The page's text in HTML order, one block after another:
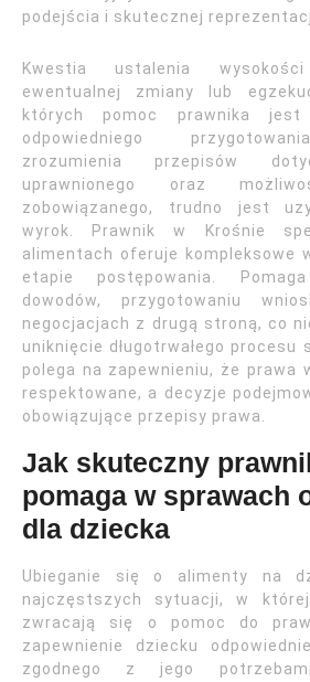
podejścia i skutecznej
Kwestia ustalenia
ewentualnej zmiany lub
których pomoc prawnika jest
odpowiedniego
zrozumienia przepisów
uprawnionego oraz
zobowiązanego, trudno jest
wyrok. Prawnik w Krośnie
alimentach oferuje kompleksowe
etapie postępowania.
dowodów, przygotowaniu
negocjacjach z drugą stroną, co
uniknięcie długotrwałego procesu
polega na zapewnieniu, że prawa
respektowane, a decyzje
obowiązujące przepisy prawa.
Jak skuteczny
pomaga w sprawach
dla dziecka
Ubieganie się o alimenty na
najczęstszych sytuacji, w
zwracają się o pomoc do
zapewnienie dziecku
zgodnego z jego